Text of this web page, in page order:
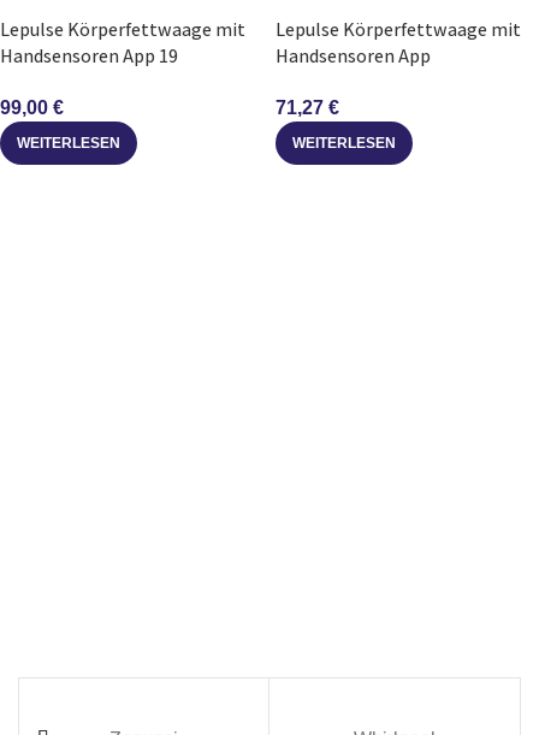
Lepulse Körperfettwaage mit
Handsensoren App 19
99,00 €
WEITERLESEN
Lepulse Körperfettwaage mit
Handsensoren App
71,27 €
WEITERLESEN